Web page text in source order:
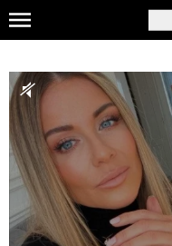
Skip
to
main
content
Moda
Ślub i wesele
Styl życia
Nasze akcje